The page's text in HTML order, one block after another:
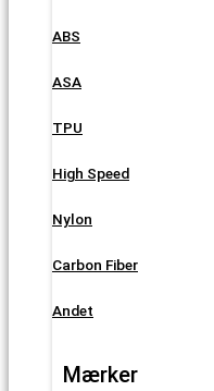
ABS
ASA
TPU
High Speed
Nylon
Carbon Fiber
Andet
Mærker